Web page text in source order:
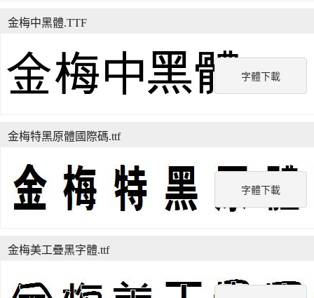
字體下載
金梅中黑體.TTF
字體下載
金梅特黑原體國際碼.ttf
金梅美工疊黑字體.ttf